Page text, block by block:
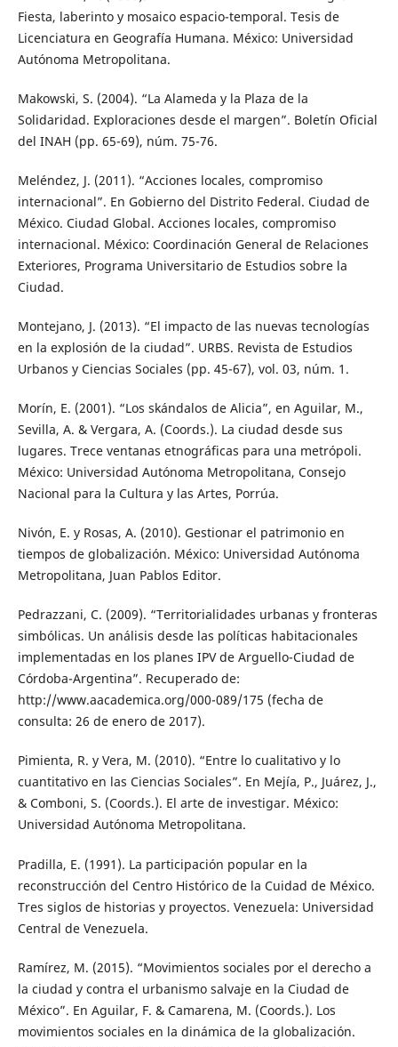
Fiesta, laberinto y mosaico espacio-temporal. Tesis de
Licenciatura en Geografía Humana. México: Universidad
Autónoma Metropolitana.
Makowski, S. (2004). “La Alameda y la Plaza de la
Solidaridad. Exploraciones desde el margen”. Boletín Oficial
del INAH (pp. 65-69), núm. 75-76.
Meléndez, J. (2011). “Acciones locales, compromiso
internacional”. En Gobierno del Distrito Federal. Ciudad de
México. Ciudad Global. Acciones locales, compromiso
internacional. México: Coordinación General de Relaciones
Exteriores, Programa Universitario de Estudios sobre la
Ciudad.
Montejano, J. (2013). “El impacto de las nuevas tecnologías
en la explosión de la ciudad”. URBS. Revista de Estudios
Urbanos y Ciencias Sociales (pp. 45-67), vol. 03, núm. 1.
Morín, E. (2001). “Los skándalos de Alicia”, en Aguilar, M.,
Sevilla, A. & Vergara, A. (Coords.). La ciudad desde sus
lugares. Trece ventanas etnográficas para una metrópoli.
México: Universidad Autónoma Metropolitana, Consejo
Nacional para la Cultura y las Artes, Porrúa.
Nivón, E. y Rosas, A. (2010). Gestionar el patrimonio en
tiempos de globalización. México: Universidad Autónoma
Metropolitana, Juan Pablos Editor.
Pedrazzani, C. (2009). “Territorialidades urbanas y fronteras
simbólicas. Un análisis desde las políticas habitacionales
implementadas en los planes IPV de Arguello-Ciudad de
Córdoba-Argentina”. Recuperado de:
http://www.aacademica.org/000-089/175 (fecha de
consulta: 26 de enero de 2017).
Pimienta, R. y Vera, M. (2010). “Entre lo cualitativo y lo
cuantitativo en las Ciencias Sociales”. En Mejía, P., Juárez, J.,
& Comboni, S. (Coords.). El arte de investigar. México:
Universidad Autónoma Metropolitana.
Pradilla, E. (1991). La participación popular en la
reconstrucción del Centro Histórico de la Cuidad de México.
Tres siglos de historias y proyectos. Venezuela: Universidad
Central de Venezuela.
Ramírez, M. (2015). “Movimientos sociales por el derecho a
la ciudad y contra el urbanismo salvaje en la Ciudad de
México”. En Aguilar, F. & Camarena, M. (Coords.). Los
movimientos sociales en la dinámica de la globalización.